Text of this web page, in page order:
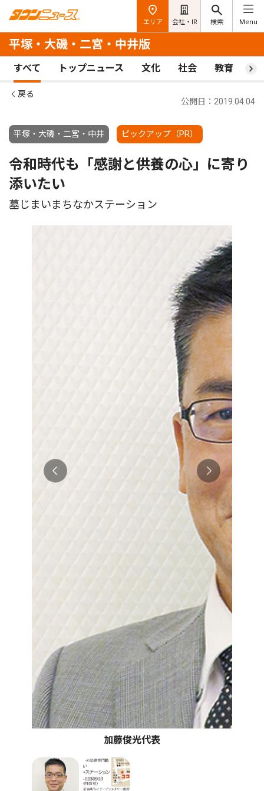
エリア 会社・IR 検索 Menu
平塚・大磯・二宮・中井版
すべて トップニュース 文化 社会 教育 ス
戻る
平塚・大磯・二宮・中井 ピックアップ（PR）
公開日：2019.04.04
令和時代も「感謝と供養の心」に寄り
添いたい
墓じまいまちなかステーション
加藤俊光代表